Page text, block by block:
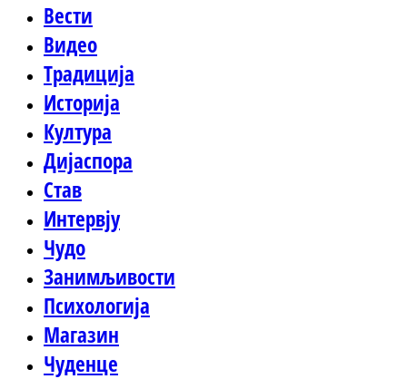
Вести
Видео
Традиција
Историја
Култура
Дијаспора
Став
Интервју
Чудо
Занимљивости
Психологија
Магазин
Чуденце